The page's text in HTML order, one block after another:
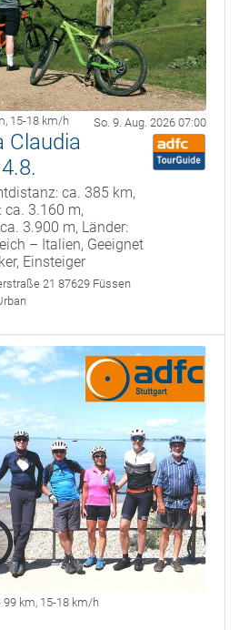
, 15-18 km/h So. 9. Aug. 2026 07:00
Claudia
ca. 385 km,
ca. 3.160 m,
3.900 m, Länder:
– Italien, Geeignet
Einsteiger
21 87629 Füssen
99 km, 15-18 km/h